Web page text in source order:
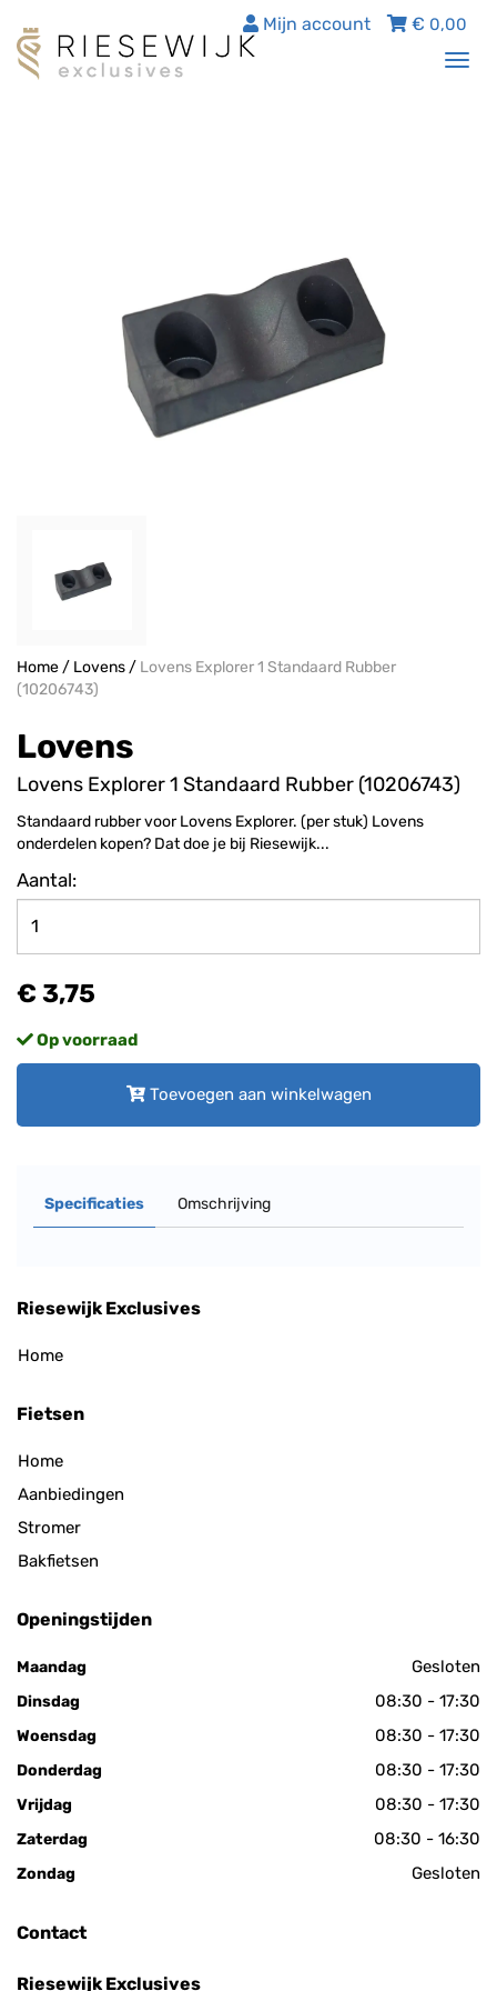
€ 0,00
Mijn account
Home/ Lovens/ Lovens Explorer 1 Standaard Rubber
(10206743)
Lovens
Lovens Explorer 1 Standaard Rubber (10206743)
Standaard rubber voor Lovens Explorer. (per stuk) Lovens
onderdelen kopen? Dat doe je bij Riesewijk...
Aantal:
€ 3,75
Op voorraad
Toevoegen aan winkelwagen
Specificaties Omschrijving
Riesewijk Exclusives
Home
Fietsen
Home
Aanbiedingen
Stromer
Bakfietsen
Openingstijden
Maandag Gesloten
Dinsdag 08:30 - 17:30
Woensdag 08:30 - 17:30
Donderdag 08:30 - 17:30
Vrijdag 08:30 - 17:30
Zaterdag 08:30 - 16:30
Zondag Gesloten
Contact
Riesewijk Exclusives